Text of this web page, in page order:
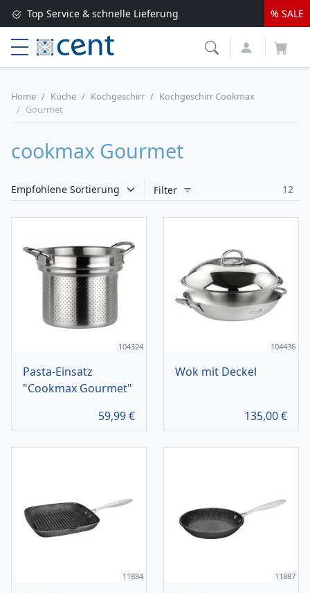
Top Service & schnelle Lieferung
Versandkostenfrei ab 250 EUR*
Lieferung nur 1-2 Werktage
% SALE
Home Küche Kochgeschirr
Kochgeschirr Cookmax
Gourmet
cookmax Gourmet
Filter 12
104324
Pasta-Einsatz
"Cookmax Gourmet"
59,99€
104436
Wok mit Deckel
135,00€
11884 11887